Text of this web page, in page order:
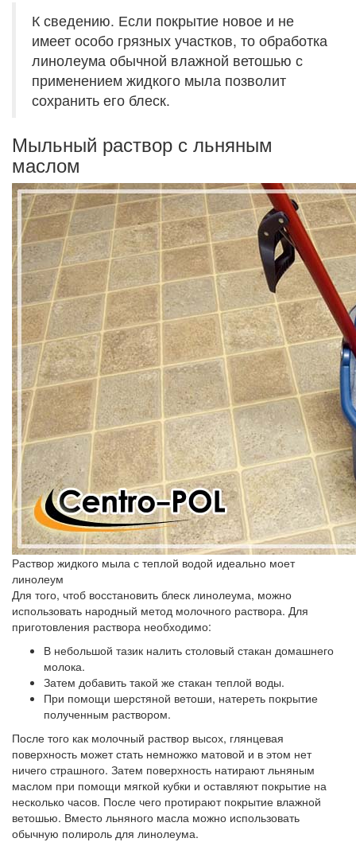
К сведению. Если покрытие новое и не
имеет особо грязных участков, то обработка
линолеума обычной влажной ветошью с
применением жидкого мыла позволит
сохранить его блеск.
Мыльный раствор с льняным
маслом
Раствор жидкого мыла с теплой водой идеально моет
линолеум
Для того, чтоб восстановить блеск линолеума, можно
использовать народный метод молочного раствора. Для
приготовления раствора необходимо:
В небольшой тазик налить столовый стакан домашнего
молока.
Затем добавить такой же стакан теплой воды.
При помощи шерстяной ветоши, натереть покрытие
полученным раствором.
После того как молочный раствор высох, глянцевая
поверхность может стать немножко матовой и в этом нет
ничего страшного. Затем поверхность натирают льняным
маслом при помощи мягкой кубки и оставляют покрытие на
несколько часов. После чего протирают покрытие влажной
ветошью. Вместо льняного масла можно использовать
обычную полироль для линолеума.